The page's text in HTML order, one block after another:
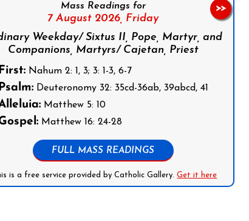
Mass Readings for
7 August 2026, Friday
Weekday/ Sixtus II, Pope, Martyr, and
Companions, Martyrs/ Cajetan, Priest
First:Nahum 2: 1, 3; 3: 1-3, 6-7
Psalm:Deuteronomy 32: 35cd-36ab, 39abcd, 41
Matthew 5: 10
Matthew 16: 24-28
FULL MASS READINGS
is a free service provided by Catholic Gallery.Get it here
>>